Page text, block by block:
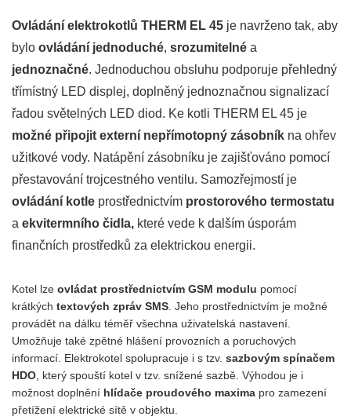
Ovládání elektrokotlů THERM EL 45 je navrženo tak, aby
bylo ovládání jednoduché, srozumitelné a
jednoznačné. Jednoduchou obsluhu podporuje přehledný
třímístný LED displej, doplněný jednoznačnou signalizací
řadou světelných LED diod. Ke kotli THERM EL 45 je
možné připojit externí nepřímotopný zásobník na ohřev
užitkové vody. Natápění zásobníku je zajišťováno pomocí
přestavování trojcestného ventilu. Samozřejmostí je
ovládání kotle prostřednictvím prostorového termostatu
a ekvitermního čidla, které vede k dalším úsporám
finančních prostředků za elektrickou energii.
Kotel lze ovládat prostřednictvím GSM modulu pomocí
krátkých textových zpráv SMS . Jeho prostřednictvím je možné
provádět na dálku téměř všechna uživatelská nastavení.
Umožňuje také zpětné hlášení provozních a poruchových
informací. Elektrokotel spolupracuje i s tzv. sazbovým spínačem
HDO , který spouští kotel v tzv. snížené sazbě. Výhodou je i
možnost doplnění hlídače proudového maxima pro zamezení
přetížení elektrické sítě v objektu.